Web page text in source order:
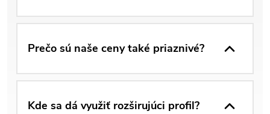
Prečo sú naše ceny také priaznivé?
Kde sa dá využiť rozširujúci profil?